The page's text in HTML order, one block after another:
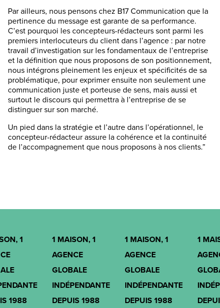
Par ailleurs, nous pensons chez B17 Communication que la
pertinence du message est garante de sa performance.
Cʼest pourquoi les concepteurs-rédacteurs sont parmi les
premiers interlocuteurs du client dans lʼagence : par notre
travail dʼinvestigation sur les fondamentaux de lʼentreprise
et la définition que nous proposons de son positionnement,
nous intégrons pleinement les enjeux et spécificités de sa
problématique, pour exprimer ensuite non seulement une
communication juste et porteuse de sens, mais aussi et
surtout le discours qui permettra à lʼentreprise de se
distinguer sur son marché.
Un pied dans la stratégie et lʼautre dans lʼopérationnel, le
concepteur-rédacteur assure la cohérence et la continuité
de lʼaccompagnement que nous proposons à nos clients.”
1
1988
1 MAISON, 1
AGENCE
GLOBALE
INDÉPENDANTE
DEPUIS 1988
1 MAISON, 1
AGENCE
GLOBALE
INDÉPENDANTE
DEPUIS 1988
1